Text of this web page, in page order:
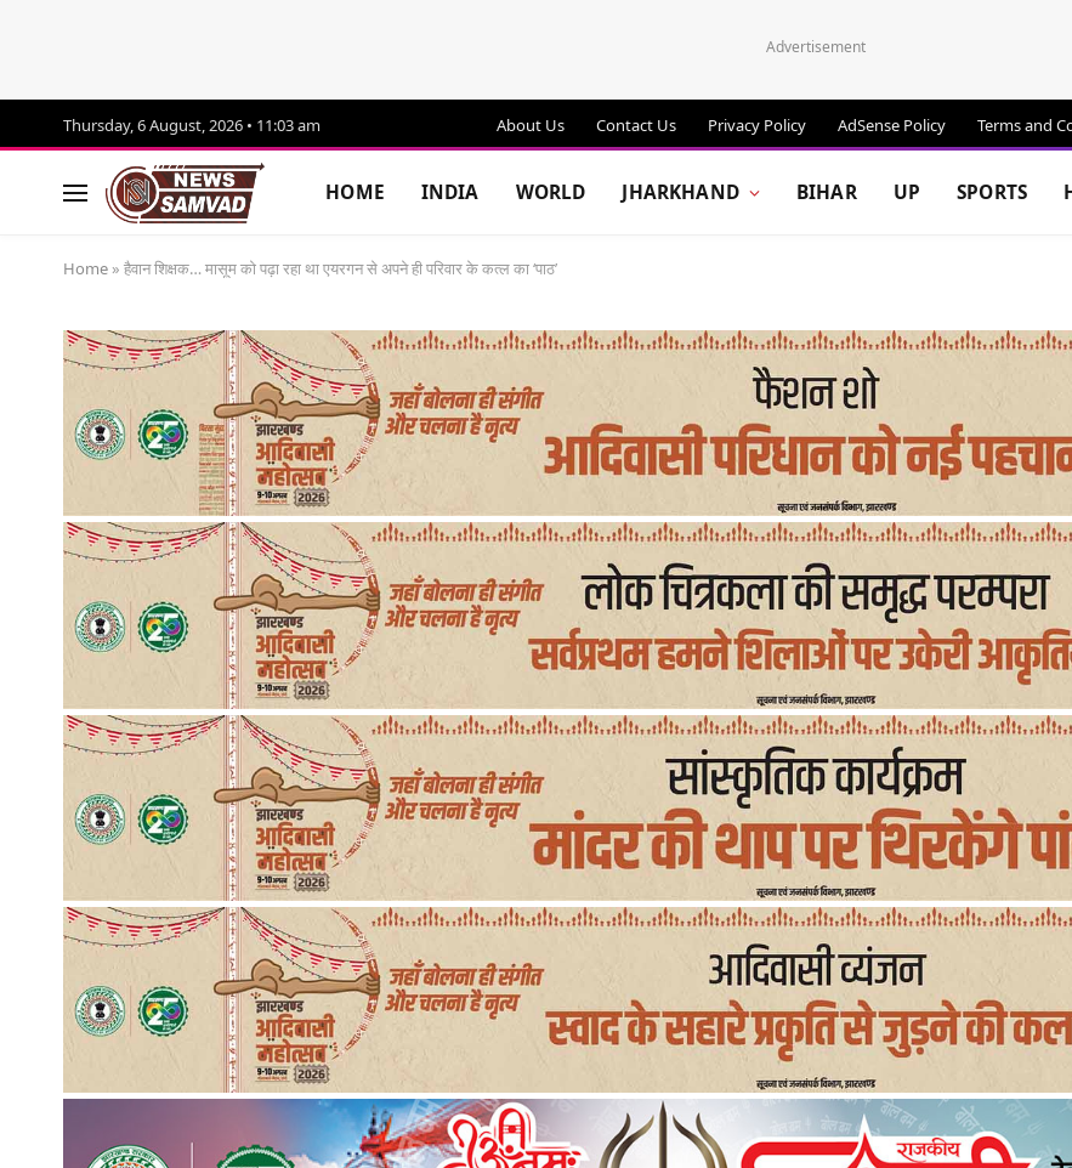
Advertisement
Thursday, 6 August, 2026 • 11:03 am About Us Contact Us Privacy Policy AdSense Policy Terms and
HOME INDIA WORLD JHARKHAND BIHAR UP SPORTS
Home » हैवान शिक्षक… मासूम को पढ़ा रहा था एयरगन से अपने ही परिवार के कत्ल का ‘पाठ’